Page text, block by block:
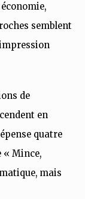
semblent
de
en
quatre
« Mince,
mais